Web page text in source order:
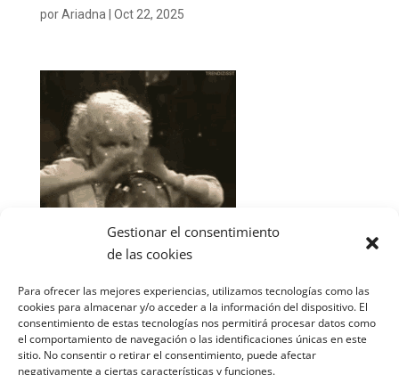
Gestionar el consentimiento
de las cookies
Para ofrecer las mejores experiencias, utilizamos tecnologías como las
cookies para almacenar y/o acceder a la información del dispositivo. El
consentimiento de estas tecnologías nos permitirá procesar datos como
el comportamiento de navegación o las identificaciones únicas en este
sitio. No consentir o retirar el consentimiento, puede afectar
negativamente a ciertas características y funciones.
porAriadna Oct 22, 2025